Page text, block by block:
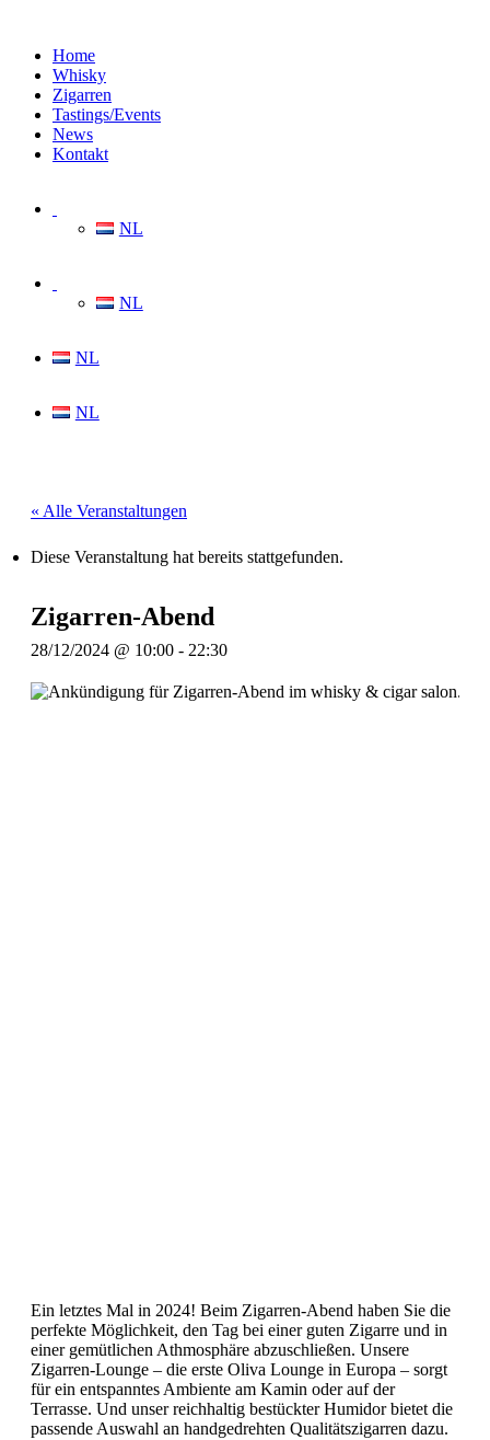
Home
Whisky
Zigarren
Tastings/Events
News
Kontakt
NL
NL
NL
NL
« Alle Veranstaltungen
Diese Veranstaltung hat bereits stattgefunden.
Zigarren-Abend
28/12/2024 @ 10:00 - 22:30
Ein letztes Mal in 2024! Beim Zigarren-Abend haben Sie die
perfekte Möglichkeit, den Tag bei einer guten Zigarre und in
einer gemütlichen Athmosphäre abzuschließen. Unsere
Zigarren-Lounge – die erste Oliva Lounge in Europa – sorgt
für ein entspanntes Ambiente am Kamin oder auf der
Terrasse. Und unser reichhaltig bestückter Humidor bietet die
passende Auswahl an handgedrehten Qualitätszigarren dazu.